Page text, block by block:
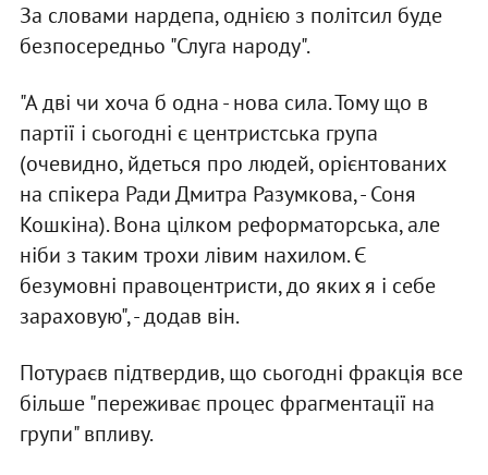
За словами нардепа, однією з політсил буде
безпосередньо "Слуга народу".
"А дві чи хоча б одна - нова сила. Тому що в
партії і сьогодні є центристська група
(очевидно, йдеться про людей, орієнтованих
на спікера Ради Дмитра Разумкова, - Соня
Кошкіна). Вона цілком реформаторська, але
ніби з таким трохи лівим нахилом. Є
безумовні правоцентристи, до яких я і себе
зараховую", - додав він.
Потураєв підтвердив, що сьогодні фракція все
більше "переживає процес фрагментації на
групи" впливу.